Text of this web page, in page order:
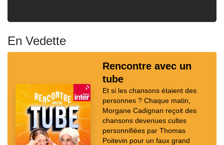
En Vedette
Rencontre avec un
tube
Et si les chansons étaient des
personnes ? Chaque matin,
Morgane Cadignan reçoit des
chansons devenues cultes
personnifiées par Thomas
Poitevin pour un faux grand